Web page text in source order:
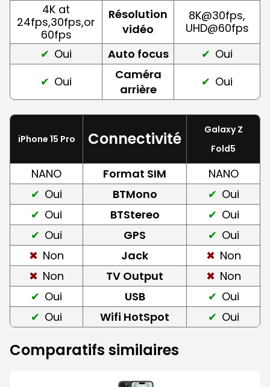
4K at
24fps,30fps,or
60fps
Résolution
vidéo
8K@30fps,
UHD@60fps
Oui
Auto focus
Oui
Oui
Caméra
arrière
Oui
iPhone 15 Pro Connectivité
Galaxy Z
Fold5
NANO Format SIM
NANO
Oui
BTMono
Oui
Oui
BTStereo
Oui
Oui
GPS
Oui
Non
Jack
Non
Non
TV Output
Non
Oui
USB
Oui
Oui
Wifi HotSpot Oui
Comparatifs similaires